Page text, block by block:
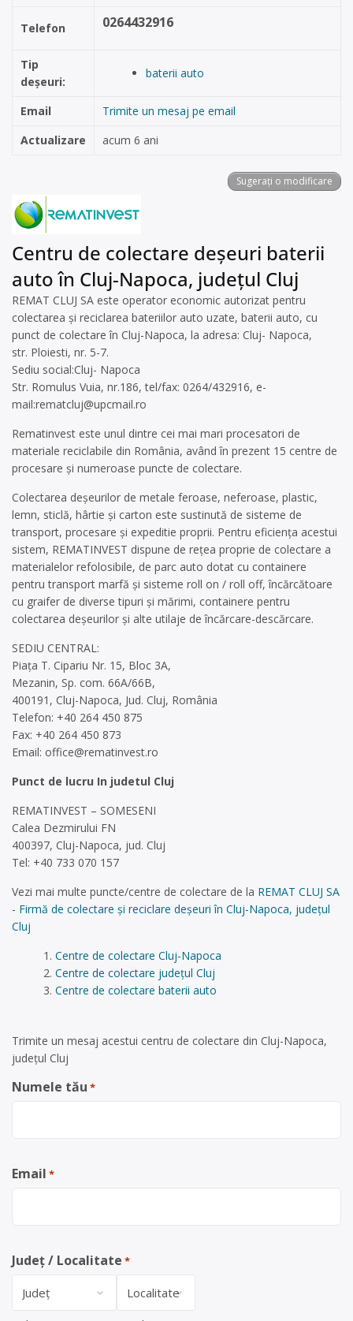
Telefon 0264432916
Tip
deșeuri:
baterii auto
Email
Trimite un mesaj pe email
Actualizare
acum 6 ani
Sugerați o modificare
Centru de colectare deșeuri baterii
auto în Cluj-Napoca, județul Cluj
REMAT CLUJ SA este operator economic autorizat pentru
colectarea și reciclarea bateriilor auto uzate, baterii auto, cu
punct de colectare în Cluj-Napoca, la adresa: Cluj- Napoca,
str. Ploiesti, nr. 5-7.
Sediu social:Cluj- Napoca
Str. Romulus Vuia, nr.186, tel/fax: 0264/432916, e-
mail:rematcluj@upcmail.ro
Rematinvest este unul dintre cei mai mari procesatori de
materiale reciclabile din România, având în prezent 15 centre de
procesare și numeroase puncte de colectare.
Colectarea deșeurilor de metale feroase, neferoase, plastic,
lemn, sticlă, hârtie și carton este sustinută de sisteme de
transport, procesare și expeditie proprii. Pentru eficiența acestui
sistem, REMATINVEST dispune de reţea proprie de colectare a
materialelor refolosibile, de parc auto dotat cu containere
pentru transport marfă şi sisteme roll on / roll off, încărcătoare
cu graifer de diverse tipuri şi mărimi, containere pentru
colectarea deşeurilor și alte utilaje de încărcare-descărcare.
SEDIU CENTRAL:
Piața T. Cipariu Nr. 15, Bloc 3A,
Mezanin, Sp. com. 66A/66B,
400191, Cluj-Napoca, Jud. Cluj, România
Telefon: +40 264 450 875
Fax: +40 264 450 873
Email: office@rematinvest.ro
Punct de lucru In judetul Cluj
REMATINVEST – SOMESENI
Calea Dezmirului FN
400397, Cluj-Napoca, jud. Cluj
Tel: +40 733 070 157
Vezi mai multe puncte/centre de colectare de la REMAT CLUJ SA
- Firmă de colectare și reciclare deșeuri în Cluj-Napoca, județul
Cluj
Centre de colectare Cluj-Napoca
Centre de colectare județul Cluj
Centre de colectare baterii auto
Trimite un mesaj acestui centru de colectare din Cluj-Napoca,
județul Cluj
Numele tău *
Email *
Județ / Localitate *